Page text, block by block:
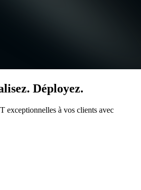
Déployez.
exceptionnelles à vos clients avec